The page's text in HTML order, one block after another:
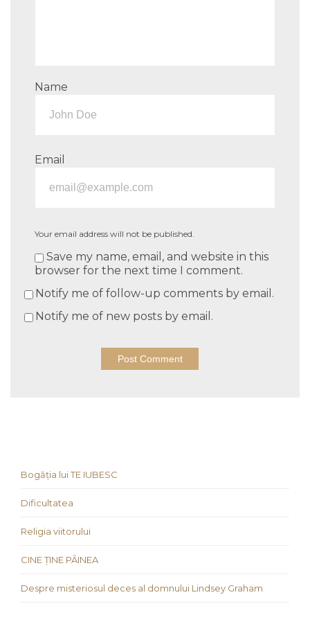
Name
Email
Your email address will not be published.
Save my name, email, and website in this
browser for the next time I comment.
Notify me of follow-up comments by email.
Notify me of new posts by email.
Bogăția lui TE IUBESC
Dificultatea
Religia viitorului
CINE ȚINE PÂINEA
Despre misteriosul deces al domnului Lindsey Graham